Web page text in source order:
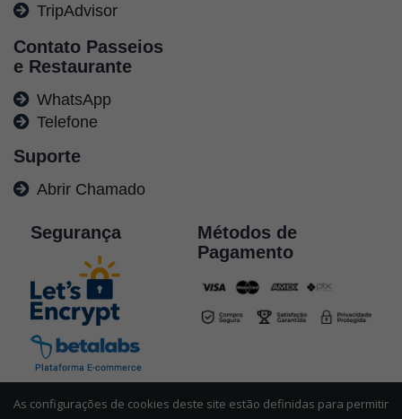
TripAdvisor
Contato Passeios
e Restaurante
WhatsApp
Telefone
Suporte
Abrir Chamado
Segurança
Métodos de
Pagamento
As configurações de cookies deste site estão definidas para permitir